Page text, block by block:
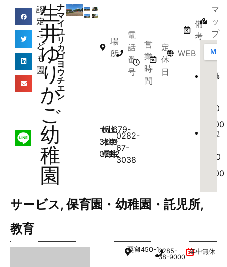
認
定
こ
ど
も
園
生
井
ゆ
り
か
ご
幼
稚
園
ナ
マ
イ
ユ
リ
カ
ゴ
ヨ
ウ
チ
エ
ン
場
所
〒
329-
0222
栃
木
県
小
山
市
上
生
井
679-
3
電
話
番
号
0282-
67-
3038
営
業
時
間
定
休
日
WEB
備
考
【標
7:00
19:00
【短
8:00
16:00
マ
ッ
プ
サービス,保育園・幼稚園・託児所,
教育
粟宮1450-10285-
38-9000
年中無休